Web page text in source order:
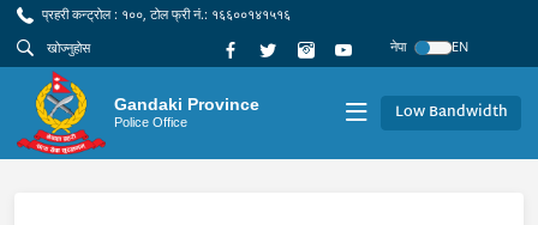
प्रहरी कन्ट्रोल : १००, टोल फ्री नं.: १६६००१४१५१६
नेपा
EN
Gandaki Province
Police Office Low Bandwidth